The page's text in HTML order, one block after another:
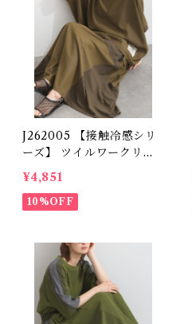
J262005 【接触冷感シリ
ーズ】 ツイルワークリメ
イクスカート / Cool Tou
ch Twill Work Remake
Skirt
¥4,851
10%OFF